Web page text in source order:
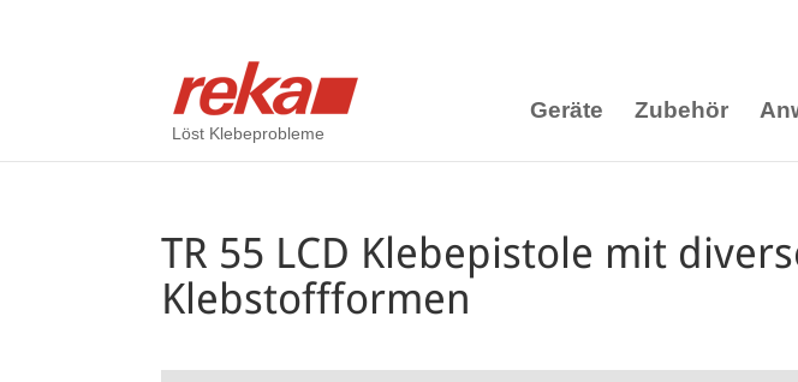
Löst Klebeprobleme
Geräte Zubehör
TR 55 LCD Klebepistole mit
Klebstoffformen